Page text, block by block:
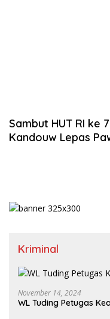
Sambut HUT RI ke
Kandouw Lepas
Kriminal
November 14, 2024
WL Tuding Petugas